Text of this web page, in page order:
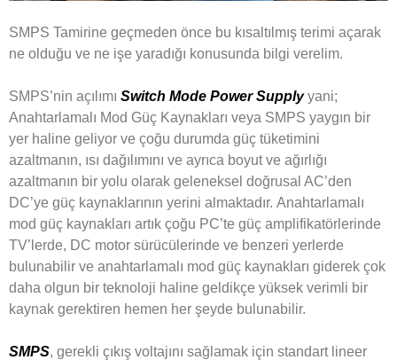
SMPS Tamirine geçmeden önce bu kısaltılmış terimi açarak
ne olduğu ve ne işe yaradığı konusunda bilgi verelim.
SMPS’nin açılımı Switch Mode Power Supplyyani;
Anahtarlamalı Mod Güç Kaynakları veya SMPS yaygın bir
yer haline geliyor ve çoğu durumda güç tüketimini
azaltmanın, ısı dağılımını ve ayrıca boyut ve ağırlığı
azaltmanın bir yolu olarak geleneksel doğrusal AC’den
DC’ye güç kaynaklarının yerini almaktadır. Anahtarlamalı
mod güç kaynakları artık çoğu PC’te güç amplifikatörlerinde
TV’lerde, DC motor sürücülerinde ve benzeri yerlerde
bulunabilir ve anahtarlamalı mod güç kaynakları giderek çok
daha olgun bir teknoloji haline geldikçe yüksek verimli bir
kaynak gerektiren hemen her şeyde bulunabilir.
SMPS, gerekli çıkış voltajını sağlamak için standart lineer